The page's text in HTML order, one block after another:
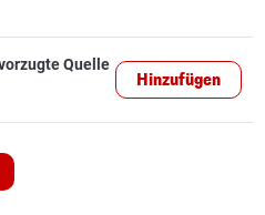
Quelle
Hinzufügen